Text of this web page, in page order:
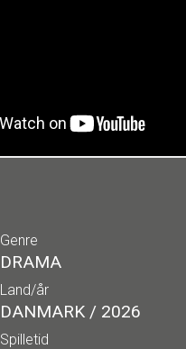
Genre
DRAMA
Land/år
DANMARK / 2026
Spilletid